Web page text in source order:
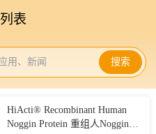
表
用、新闻 搜索
HiActi® Recombinant Human
Noggin Protein 重组人Noggin蛋